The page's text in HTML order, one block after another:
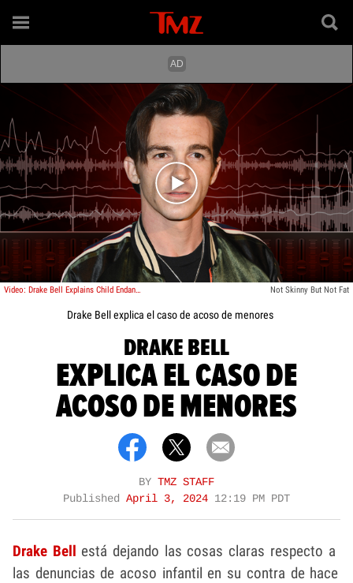
Play video content
Video: Drake Bell Explains Child Endangerment Case Against Him, DMs Gone Wrong Not Skinny But Not Fat
Drake Bell explica el caso de acoso de menores
DRAKE BELL
EXPLICA EL CASO DE
ACOSO DE MENORES
BY TMZ STAFF
Published April 3, 2024 12:19 PM PDT
Drake Bell está dejando las cosas claras respecto a
las denuncias de acoso infantil en su contra de hace